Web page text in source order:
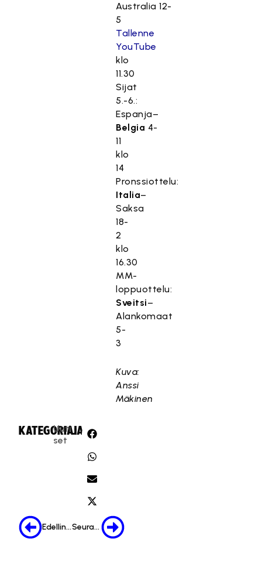
Australia 12-
5
Tallenne
YouTube
klo
11.30
Sijat
5.-6.:
Espanja–
Belgia 4-
11
klo
14
Pronssiottelu:
Italia–
Saksa
18-
2
klo
16.30
MM-
loppuottelu:
Sveitsi–
Alankomaat
5-
3
Kuva:
Anssi
Mäkinen
KATEGORIA:
Uuti
set
JAA:
Edellinen Seuraava